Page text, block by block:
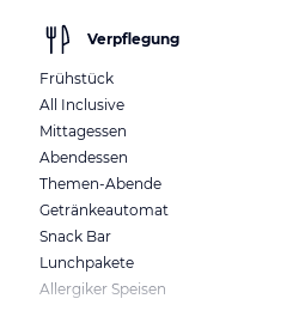
Verpflegung
Frühstück
All Inclusive
Mittagessen
Abendessen
Themen-Abende
Getränkeautomat
Snack Bar
Lunchpakete
Allergiker Speisen